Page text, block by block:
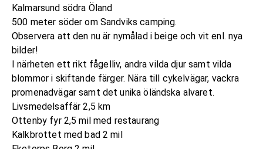
Kalmarsund södra Öland
500 meter söder om Sandviks camping.
Observera att den nu är nymålad i beige och vit enl. nya
bilder!
I närheten ett rikt fågelliv, andra vilda djur samt vilda
blommor i skiftande färger. Nära till cykelvägar, vackra
promenadvägar samt det unika öländska alvaret.
Livsmedelsaffär 2,5 km
Ottenby fyr 2,5 mil med restaurang
Kalkbrottet med bad 2 mil